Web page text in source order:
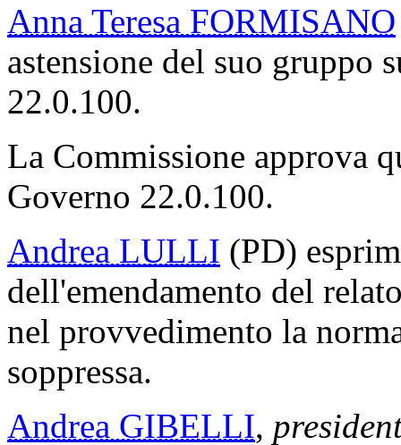
Anna Teresa FORMISANO
astensione del suo gruppo
22.0.100.
La Commissione approva
Governo 22.0.100.
Andrea LULLI (PD)
dell'emendamento del
nel provvedimento la
soppressa.
Andrea GIBELLI,